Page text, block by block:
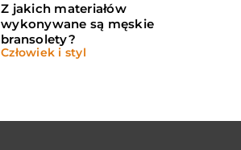
Z jakich materiałów
wykonywane są męskie
bransolety?
Człowiek i styl